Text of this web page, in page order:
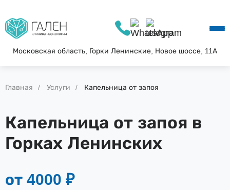
Московская область, Горки Ленинские, Новое шоссе, 11А
О КЛИНИКЕ
УСЛУГИ
КОНТАКТЫ
Главная Услуги Капельница от запоя
Капельница от запоя в
Горках Ленинских
от 4000 ₽